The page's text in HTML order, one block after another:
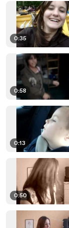
0:35
0:58
0:13
0:50